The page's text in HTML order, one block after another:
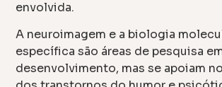
envolvida.
A neuroimagem e a biologia
específica são áreas de pesquisa
desenvolvimento, mas se apoiam